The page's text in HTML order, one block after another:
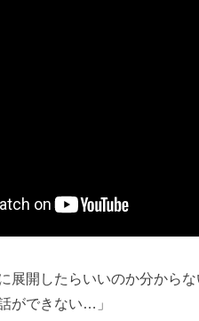
展開したらいいのか分からな
ができない…」